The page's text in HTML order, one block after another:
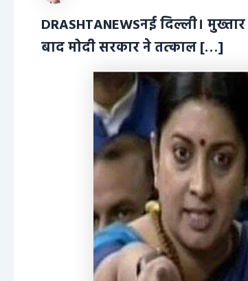
DRASHTANEWSनई दिल्ली।
बाद मोदी सरकार ने तत्काल […]